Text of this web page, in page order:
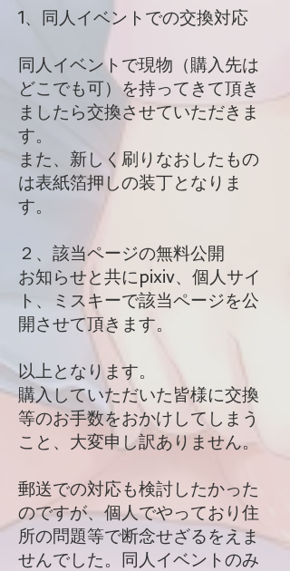
1、同人イベントでの交換対応
同人イベントで現物（購入先は
どこでも可）を持ってきて頂き
ましたら交換させていただきま
す。
また、新しく刷りなおしたもの
は表紙箔押しの装丁となりま
す。
２、該当ページの無料公開
お知らせと共にpixiv、個人サイ
ト、ミスキーで該当ページを公
開させて頂きます。
以上となります。
購入していただいた皆様に交換
等のお手数をおかけしてしまう
こと、大変申し訳ありません。
郵送での対応も検討したかった
のですが、個人でやっており住
所の問題等で断念せざるをえま
せんでした。同人イベントのみ